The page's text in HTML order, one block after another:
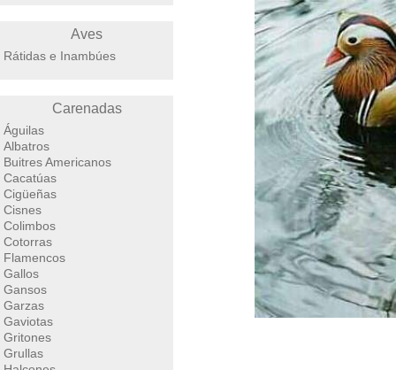
Aves
Rátidas e Inambúes
Carenadas
Águilas
Albatros
Buitres Americanos
Cacatúas
Cigüeñas
Cisnes
Colimbos
Cotorras
Flamencos
Gallos
Gansos
Garzas
Gaviotas
Gritones
Grullas